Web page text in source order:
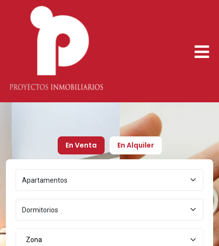
En Venta En Alquiler
Zona